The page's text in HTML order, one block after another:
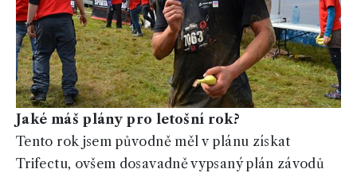
Jaké máš plány pro letošní rok?
Tento rok jsem původně měl v plánu získat
Trifectu, ovšem dosavadně vypsaný plán závodů